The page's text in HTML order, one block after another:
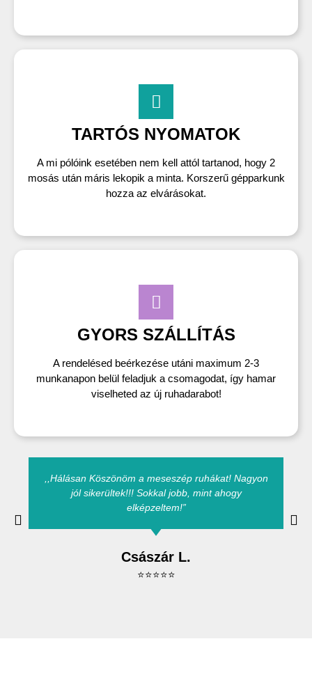
TARTÓS NYOMATOK
A mi pólóink esetében nem kell attól tartanod, hogy 2
mosás után máris lekopik a minta. Korszerű gépparkunk
hozza az elvárásokat.
GYORS SZÁLLÍTÁS
A rendelésed beérkezése utáni maximum 2-3
munkanapon belül feladjuk a csomagodat, így hamar
viselheted az új ruhadarabot!
,,Hálásan Köszönöm a meseszép ruhákat! Nagyon
jól sikerültek!!! Sokkal jobb, mint ahogy
elképzeltem!”
Császár L.
⭐⭐⭐⭐⭐